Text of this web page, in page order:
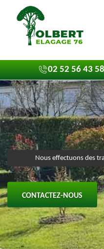
02 52 56 43 58
Nous effectuons des
CONTACTEZ-NOUS